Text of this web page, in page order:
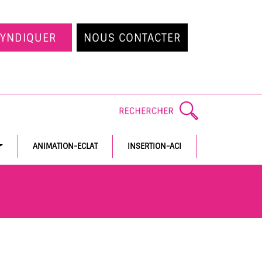
NOUS CONTACTER
ANIMATION-ECLAT INSERTION-ACI